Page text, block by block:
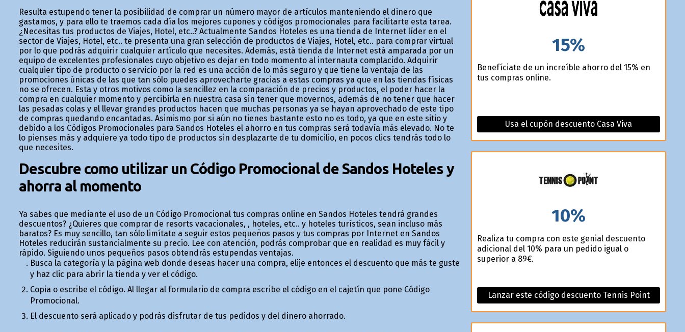
Resulta estupendo tener la posibilidad de comprar un número mayor de artículos manteniendo el dinero que
gastamos, y para ello te traemos cada día los mejores cupones y códigos promocionales para facilitarte esta tarea.
¿Necesitas tus productos de Viajes, Hotel, etc..? Actualmente Sandos Hoteles es una tienda de Internet líder en el
sector de Viajes, Hotel, etc.. te presenta una gran selección de productos de Viajes, Hotel, etc.. para comprar virtual
por lo que podrás adquirir cualquier artículo que necesites. Además, está tienda de Internet está amparada por un
equipo de excelentes profesionales cuyo objetivo es dejar en todo momento al internauta complacido. Adquirir
cualquier tipo de producto o servicio por la red es una acción de lo más seguro y que tiene la ventaja de las
promociones únicas de las que tan sólo puedes aprovecharte gracias a estas compras ya que en las tiendas físicas
no se ofrecen. Esta y otros motivos como la sencillez en la comparación de precios y productos, el poder hacer la
compra en cualquier momento y percibirla en nuestra casa sin tener que movernos, además de no tener que hacer
las pesadas colas y el llevar grandes productos hacen que muchas personas ya se hayan aprovechado de este tipo
de compras quedando encantadas. Asimismo por si aún no tienes bastante esto no es todo, ya que en este sitio y
debido a los Códigos Promocionales para Sandos Hoteles el ahorro en tus compras será todavía más elevado. No te
lo pienses más y adquiere ya todo tipo de productos sin desplazarte de tu domicilio, en pocos clics tendrás todo lo
que necesites.
Descubre como utilizar un Código Promocional de Sandos Hoteles y
ahorra al momento
Ya sabes que mediante el uso de un Código Promocional tus compras online en Sandos Hoteles tendrá grandes
descuentos? ¿Quieres que comprar de resorts vacacionales, , hoteles, etc.. y hoteles turísticos, sean incluso más
baratos? Es muy sencillo, tan sólo limítate a seguir estos pequeños pasos y tus compras por Internet en Sandos
Hoteles reducirán sustancialmente su precio. Lee con atención, podrás comprobar que en realidad es muy fácil y
rápido. Siguiendo unos pequeños pasos obtendrás estupendas ventajas.
Busca la categoría y la página web donde deseas hacer una compra, elije entonces el descuento que más te guste
y haz clic para abrir la tienda y ver el código.
Copia o escribe el código. Al llegar al formulario de compra escribe el código en el cajetín que pone Código
Promocional.
El descuento será aplicado y podrás disfrutar de tus pedidos y del dinero ahorrado.
15%
Benefíciate de un increíble ahorro del 15% en
tus compras online.
Usa el cupón descuento Casa Viva
10%
Realiza tu compra con este genial descuento
adicional del 10% para un pedido igual o
superior a 89€.
Lanzar este código descuento Tennis Point